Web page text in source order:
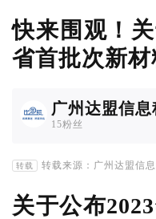
快来围观！
省首批次新
广州达盟信息
15粉丝
转载 转载来源：广州达盟信
关于公布